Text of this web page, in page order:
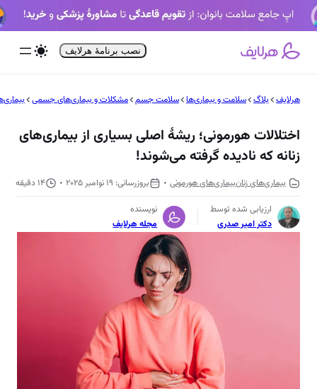
رفتن
به
نصب برنامۀ هرلایف
هرلایف بلاگ سلامت و بیماری‌ها سلامت جسم مشکلات و بیماری‌های جسمی
اختلالات هورمونی؛ ریشۀ اصلی بسیاری از بیماری‌های
زنانه که نادیده گرفته می‌شوند!
بیماری‌های زنانبیماری‌های هورمونی 19 نوامبر 2025
14 دقیقه
ارزیابی شده توسط
دکتر امیر صدری
نویسنده
مجله هرلایف